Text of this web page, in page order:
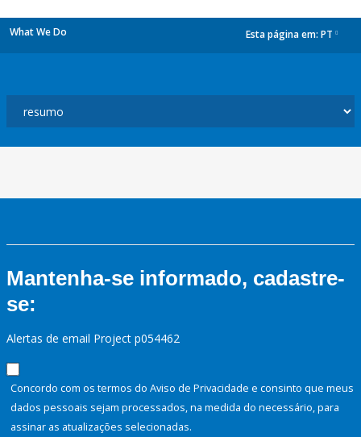
What We Do Esta página em: PT
Mantenha-se informado, cadastre-
se:
Alertas de email Project p054462
Concordo com os termos do Aviso de Privacidade e consinto que meus
dados pessoais sejam processados, na medida do necessário, para
assinar as atualizações selecionadas.